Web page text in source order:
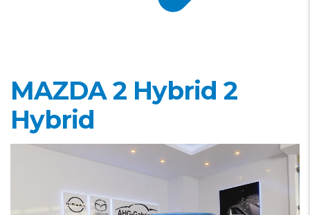
MAZDA 2 Hybrid 2
Hybrid